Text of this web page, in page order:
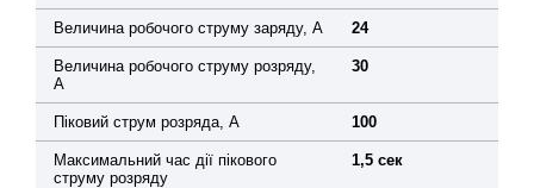
Величина робочого струму заряду, А 24
Величина робочого струму розряду,
А
30
Піковий струм розряда, А 100
Максимальний час дії пікового
струму розряду
1,5 сек